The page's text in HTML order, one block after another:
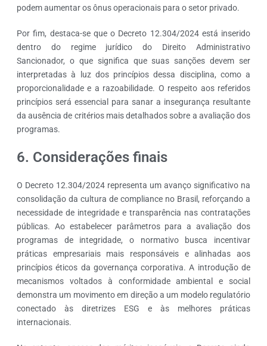
podem aumentar os ônus operacionais para o setor privado.
Por fim, destaca-se que o Decreto 12.304/2024 está inserido
dentro do regime jurídico do Direito Administrativo
Sancionador, o que significa que suas sanções devem ser
interpretadas à luz dos princípios dessa disciplina, como a
proporcionalidade e a razoabilidade. O respeito aos referidos
princípios será essencial para sanar a insegurança resultante
da ausência de critérios mais detalhados sobre a avaliação dos
programas.
6. Considerações finais
O Decreto 12.304/2024 representa um avanço significativo na
consolidação da cultura de compliance no Brasil, reforçando a
necessidade de integridade e transparência nas contratações
públicas. Ao estabelecer parâmetros para a avaliação dos
programas de integridade, o normativo busca incentivar
práticas empresariais mais responsáveis e alinhadas aos
princípios éticos da governança corporativa. A introdução de
mecanismos voltados à conformidade ambiental e social
demonstra um movimento em direção a um modelo regulatório
conectado às diretrizes ESG e às melhores práticas
internacionais.